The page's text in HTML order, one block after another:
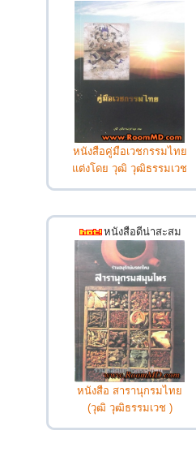
หนังสือคู่มือเวชกรรมไทย
แต่งโดย วุฒิ วุฒิธรรมเวช
หนังสือดีน่าสะสม
หนังสือ สารานุกรมไทย
(วุฒิ วุฒิธรรมเวช )